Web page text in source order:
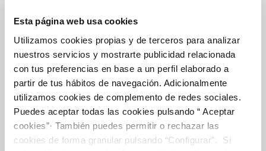
Esta página web usa cookies
Utilizamos cookies propias y de terceros para analizar
nuestros servicios y mostrarte publicidad relacionada
con tus preferencias en base a un perfil elaborado a
partir de tus hábitos de navegación. Adicionalmente
utilizamos cookies de complemento de redes sociales.
Puedes aceptar todas las cookies pulsando “ Aceptar
cookies”· También puedes permitir o rechazar las
cookies de forma granular pulsando “Configurar”. Si
Tu Agua
NUESTRO PAPEL EN EL CICLO URBANO
CALIDAD
CUIDADOS DEL AGUA